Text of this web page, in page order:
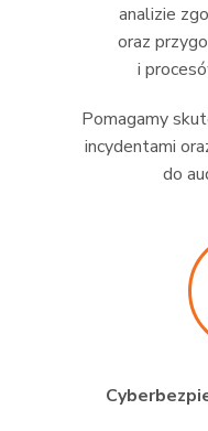
analizie
oraz
i
Pomagamy
incydentami
do